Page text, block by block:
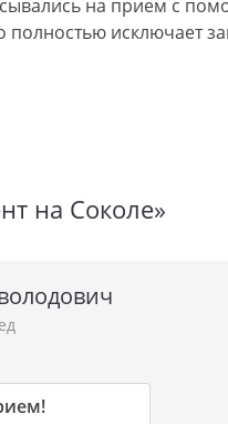
на прием с
исключает
на Соколе»